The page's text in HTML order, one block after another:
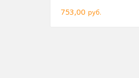
753,00 руб.